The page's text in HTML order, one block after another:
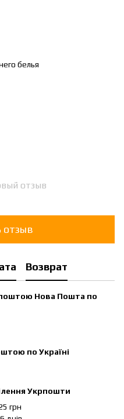
белья
отзыв
отзыв
Возврат
поштою Нова Пошта по
по Україні
Укрпошти
грн